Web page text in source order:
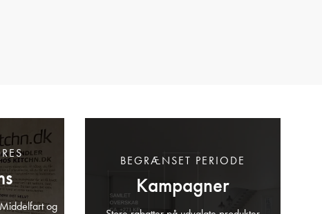
og
Kampagner
BEGRÆNSET PERIODE